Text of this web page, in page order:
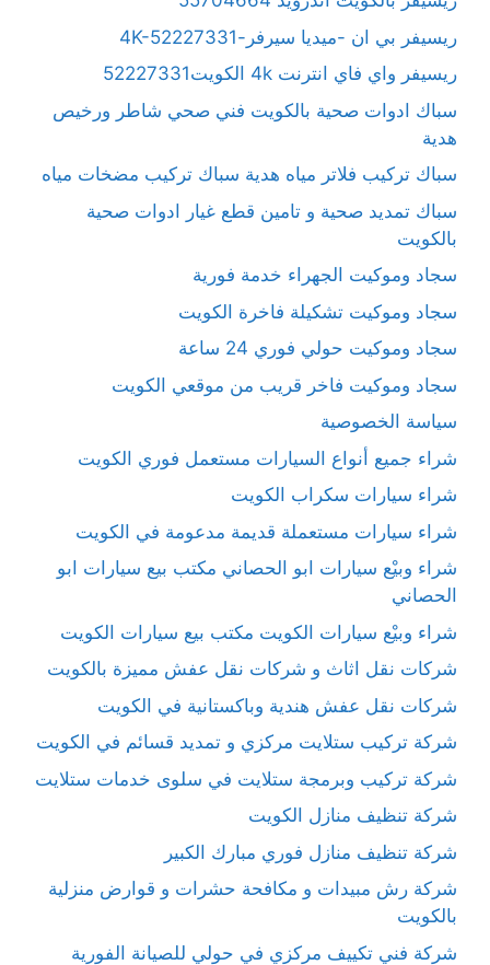
ريسيفر بي ان -ميديا سيرفر-4K-52227331
ريسيفر واي فاي انترنت 4k الكويت52227331
سباك ادوات صحية بالكويت فني صحي شاطر ورخيص
هدية
سباك تركيب فلاتر مياه هدية سباك تركيب مضخات مياه
سباك تمديد صحية و تامين قطع غيار ادوات صحية
بالكويت
سجاد وموكيت الجهراء خدمة فورية
سجاد وموكيت تشكيلة فاخرة الكويت
سجاد وموكيت حولي فوري 24 ساعة
سجاد وموكيت فاخر قريب من موقعي الكويت
سياسة الخصوصية
شراء جميع أنواع السيارات مستعمل فوري الكويت
شراء سيارات سكراب الكويت
شراء سيارات مستعملة قديمة مدعومة في الكويت
شراء وبيْع سيارات ابو الحصاني مكتب بيع سيارات ابو
الحصاني
شراء وبيْع سيارات الكويت مكتب بيع سيارات الكويت
شركات نقل اثاث و شركات نقل عفش مميزة بالكويت
شركات نقل عفش هندية وباكستانية في الكويت
شركة تركيب ستلايت مركزي و تمديد قسائم في الكويت
شركة تركيب وبرمجة ستلايت في سلوى خدمات ستلايت
شركة تنظيف منازل الكويت
شركة تنظيف منازل فوري مبارك الكبير
شركة رش مبيدات و مكافحة حشرات و قوارض منزلية
بالكويت
شركة فني تكييف مركزي في حولي للصيانة الفورية